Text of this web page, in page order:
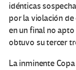
idénticas
por la violación de
en un final no
obtuvo su tercer
La inminente